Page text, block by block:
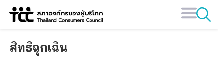
Skip
สิทธิฉุกเฉิน